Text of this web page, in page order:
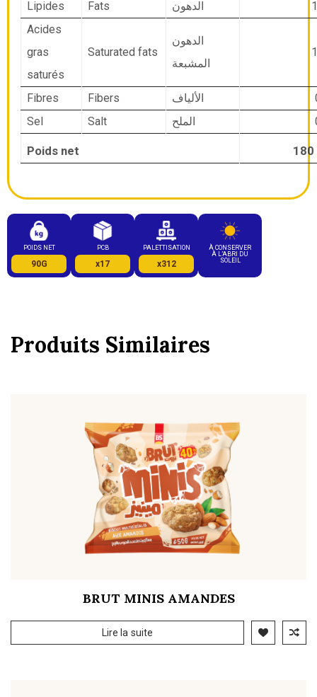
Lipides Fats الدهون
Acides
gras
saturés
Saturated fats
الدهون
المشبعة
Fibres Fibers الألياف
Sel
Salt الملح
Poids net
POIDS NET
90G
PCB
x17
PALETTISATION
x312
À CONSERVER
À L’ABRI DU
SOLEIL
Produits Similaires
BRUT MINIS AMANDES
Lire la suite